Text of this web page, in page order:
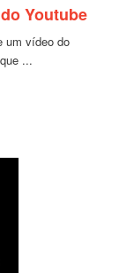
Youtube
um vídeo do
...